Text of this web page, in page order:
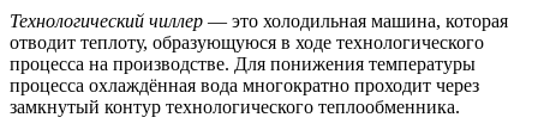
Технологический чиллер — это холодильная машина, которая
отводит теплоту, образующуюся в ходе технологического
процесса на производстве. Для понижения температуры
процесса охлаждённая вода многократно проходит через
замкнутый контур технологического теплообменника.